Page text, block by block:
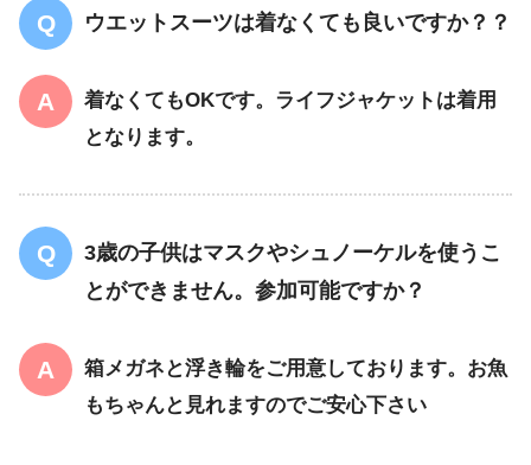
ウエットスーツは着なくても良いですか？？
着なくてもOKです。ライフジャケットは着用
となります。
3歳の子供はマスクやシュノーケルを使うこ
とができません。参加可能ですか？
箱メガネと浮き輪をご用意しております。お魚
もちゃんと見れますのでご安心下さい